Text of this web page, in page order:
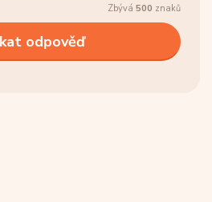
Zbývá 500 znaků